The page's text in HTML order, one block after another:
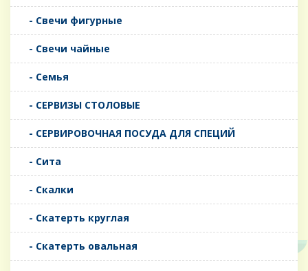
- Свечи фигурные
- Свечи чайные
- Семья
- СЕРВИЗЫ СТОЛОВЫЕ
- СЕРВИРОВОЧНАЯ ПОСУДА ДЛЯ СПЕЦИЙ
- Сита
- Скалки
- Скатерть круглая
- Скатерть овальная